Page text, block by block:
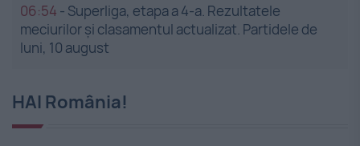
06:54 - Superliga, etapa a 4-a. Rezultatele
meciurilor și clasamentul actualizat. Partidele de
luni, 10 august
HAI România!